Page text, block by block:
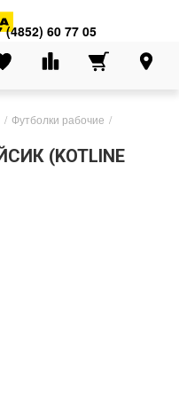
(4852) 60 77 05
Футболки рабочие
(KOTLINE